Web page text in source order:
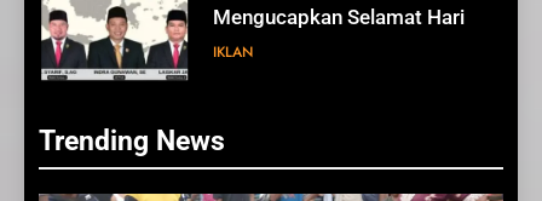
Siak Mengucapkan Selamat
Hari Buruh
IKLAN
KENALI WARNA SURAT SUARA
PILKADA SIAK TAHUN 2024
Trending News
78
Sukseskan Pemilu 2024
INFOTORIAL PEMKAB SIAK